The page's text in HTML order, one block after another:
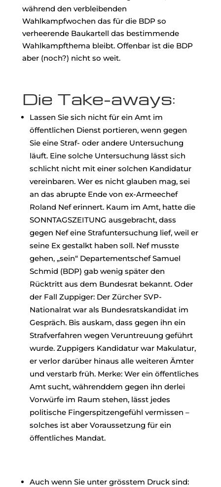
während den verbleibenden
Wahlkampfwochen das für die BDP so
verheerende Baukartell das bestimmende
Wahlkampfthema bleibt. Offenbar ist die BDP
aber (noch?) nicht so weit.
Die Take-aways:
Lassen Sie sich nicht für ein Amt im
öffentlichen Dienst portieren, wenn gegen
Sie eine Straf- oder andere Untersuchung
läuft. Eine solche Untersuchung lässt sich
schlicht nicht mit einer solchen Kandidatur
vereinbaren. Wer es nicht glauben mag, sei
an das abrupte Ende von ex-Armeechef
Roland Nef erinnert. Kaum im Amt, hatte die
SONNTAGSZEITUNG ausgebracht, dass
gegen Nef eine Strafuntersuchung lief, weil er
seine Ex gestalkt haben soll. Nef musste
gehen, „sein“ Departementschef Samuel
Schmid (BDP) gab wenig später den
Rücktritt aus dem Bundesrat bekannt. Oder
der Fall Zuppiger: Der Zürcher SVP-
Nationalrat war als Bundesratskandidat im
Gespräch. Bis auskam, dass gegen ihn ein
Strafverfahren wegen Veruntreuung geführt
wurde. Zuppigers Kandidatur war Makulatur,
er verlor darüber hinaus alle weiteren Ämter
und verstarb früh. Merke: Wer ein öffentliches
Amt sucht, währenddem gegen ihn derlei
Vorwürfe im Raum stehen, lässt jedes
politische Fingerspitzengefühl vermissen –
solches ist aber Voraussetzung für ein
öffentliches Mandat.
Auch wenn Sie unter grösstem Druck sind: